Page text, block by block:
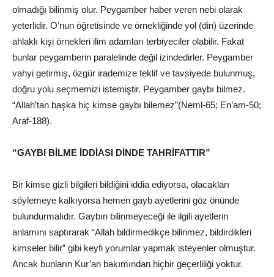
olmadığı bilinmiş olur. Peygamber haber veren nebi olarak
yeterlidir. O’nun öğretisinde ve örnekliğinde yol (din) üzerinde
ahlaklı kişi örnekleri ilim adamları terbiyeciler olabilir. Fakat
bunlar peygamberin paralelinde değil izindedirler. Peygamber
vahyi getirmiş, özgür irademize teklif ve tavsiyede bulunmuş,
doğru yolu seçmemizi istemiştir. Peygamber gaybı bilmez.
“Allah’tan başka hiç kimse gaybı bilemez”(Neml-65; En’am-50;
Araf-188).
“GAYBI BİLME İDDİASI DİNDE TAHRİFATTIR”
Bir kimse gizli bilgileri bildiğini iddia ediyorsa, olacakları
söylemeye kalkıyorsa hemen gayb ayetlerini göz önünde
bulundurmalıdır. Gaybın bilinmeyeceği ile ilgili ayetlerin
anlamını saptırarak “Allah bildirmedikçe bilinmez, bildirdikleri
kimseler bilir” gibi keyfi yorumlar yapmak isteyenler olmuştur.
Ancak bunların Kur’an bakımından hiçbir geçerliliği yoktur.